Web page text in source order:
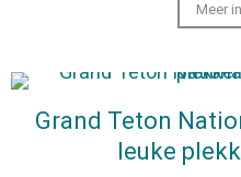
Meer
Grand Teton
leuke